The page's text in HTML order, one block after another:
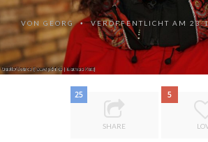
VON GEORG •VERÖFFENTLICHT AM
25
SHARE
5